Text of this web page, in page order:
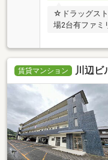
☆ドラッグス
場2台有ファミ
賃貸マンション 川辺ビ